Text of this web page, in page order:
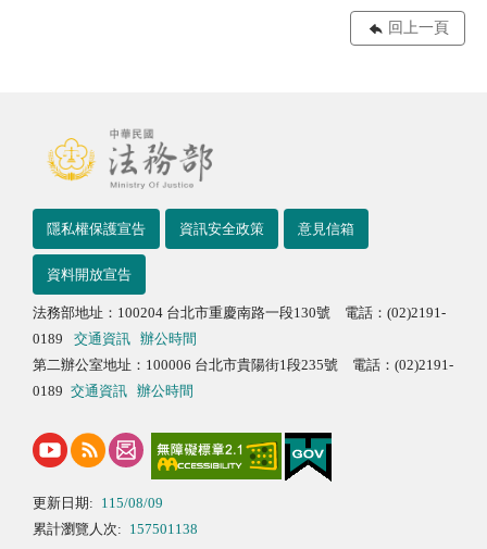
回上一頁
隱私權保護宣告 資訊安全政策 意見信箱
資料開放宣告
法務部地址：100204 台北市重慶南路一段130號 電話：(02)2191-
0189
交通資訊
辦公時間
第二辦公室地址：100006 台北市貴陽街1段235號 電話：(02)2191-
0189 交通資訊 辦公時間
更新日期: 115/08/09
累計瀏覽人次: 157501138